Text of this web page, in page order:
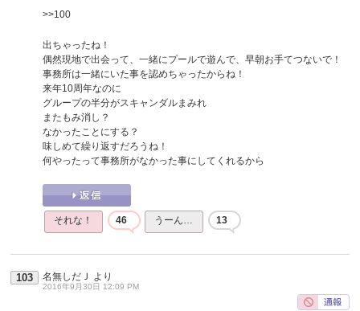
>>100
出ちゃったね！
偶然現地で出会って、一緒にプールで遊んで、早朝お手てつないで！
事務所は一緒にいた事を認めちゃったからね！
来年10周年なのに
グループの半分がスキャンダルまみれ
またもみ消し？
なかったことにする？
味しめて繰り返すだろうね！
何やったって事務所がなかった事にしてくれるから
それな！ 46 うーん… 13
103 名無しだＪ より
2016年9月30日 12:09 PM